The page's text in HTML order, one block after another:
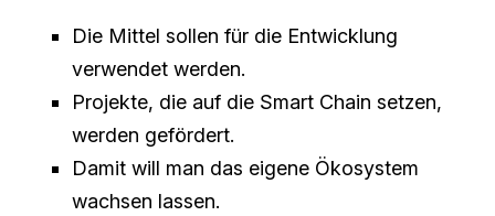
Die Mittel sollen für die Entwicklung
verwendet werden.
Projekte, die auf die Smart Chain setzen,
werden gefördert.
Damit will man das eigene Ökosystem
wachsen lassen.